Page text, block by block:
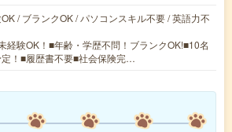
/ ブランクOK / パソコンスキル不要 / 英語力不
経験OK！■年齢・学歴不問！ブランクOK!■10名
定！■履歴書不要■社会保険完…